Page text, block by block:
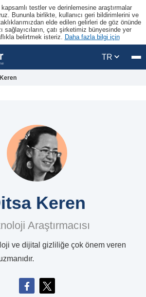
kapsamlı testler ve derinlemesine araştırmalar
Bununla birlikte, kullanıcı geri bildirimlerini ve
elde edilen gelirleri de göz önünde
sağlayıcıların, çatı şirketimiz bünyesinde yer
belirtmek isteriz. Daha fazla bilgi için
TR
Keren
Araştırmacısı
ve dijital gizliliğe çok önem veren